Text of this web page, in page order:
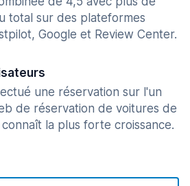
total sur des plateformes
Google et Review Center.
une réservation sur l'un
de réservation de voitures de
connaît la plus forte croissance.